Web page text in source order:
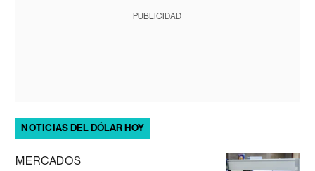
PUBLICIDAD
NOTICIAS DEL DÓLAR HOY
MERCADOS